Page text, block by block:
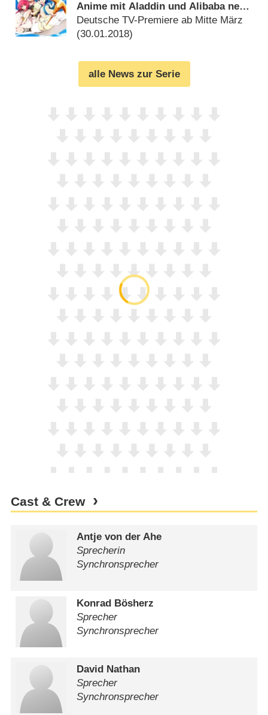
Anime mit Aladdin und Alibaba neu
bei ProSieben Maxx
Deutsche TV-Premiere ab Mitte März
(30.01.2018)
alle News zur Serie
Cast & Crew
Antje von der Ahe
Sprecherin
Synchronsprecher
Konrad Bösherz
Sprecher
Synchronsprecher
David Nathan
Sprecher
Synchronsprecher